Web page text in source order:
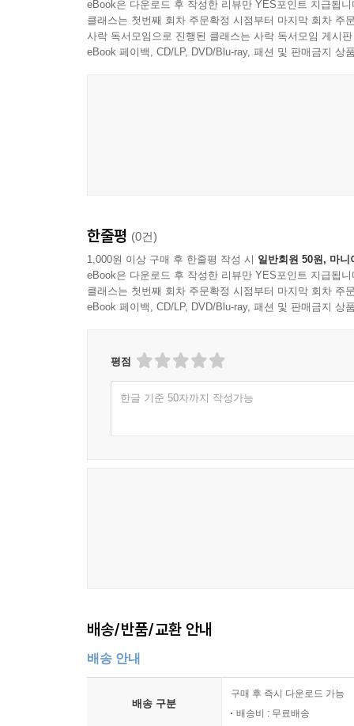
eBook은 다운로드 후 작성한 리뷰만 YES포인트 지급됩니
클래스는 첫번째 회차 주문확정 시점부터 마지막 회차 주
사락 독서모임으로 진행된 클래스는 사락 독서모임 게시
eBook 페이백, CD/LP, DVD/Blu-ray, 패션 및 판매금지 상
한줄평 (0건)
1,000원 이상 구매 후 한줄평 작성 시 일반회원 50원, 마니
eBook은 다운로드 후 작성한 리뷰만 YES포인트 지급됩니
클래스는 첫번째 회차 주문확정 시점부터 마지막 회차 주
eBook 페이백, CD/LP, DVD/Blu-ray, 패션 및 판매금지 상
평점
한글 기준 50자까지 작성가능
배송/반품/교환 안내
배송 안내
배송 구분
구매 후 즉시 다운로드 가능
배송비 : 무료배송